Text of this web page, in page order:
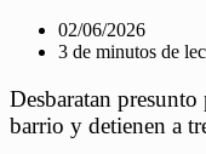
02/06/2026
3 de minutos de
Desbaratan
barrio y detienen a